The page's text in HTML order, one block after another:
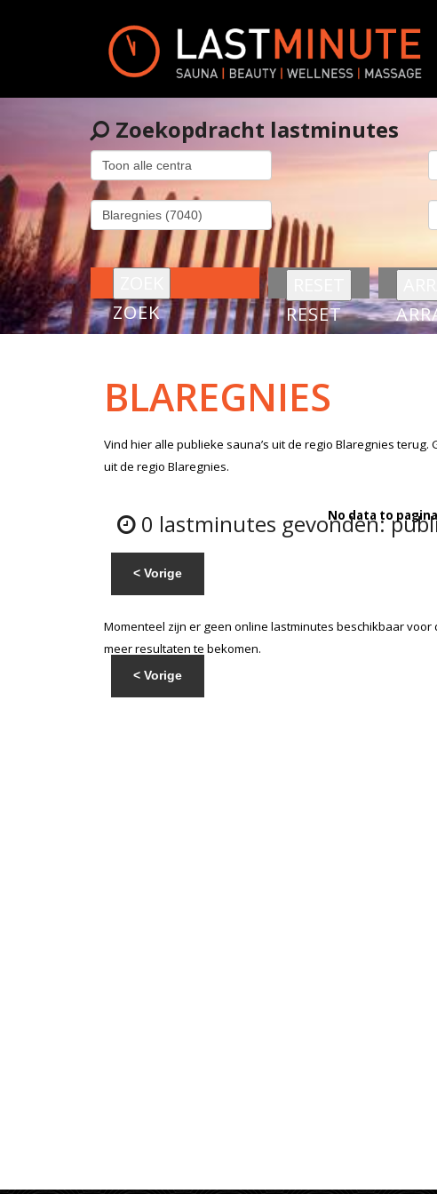
Zoekopdracht lastminutes
ZOEK RESET
BLAREGNIES
Vind hier alle publieke sauna’s uit de regio Blaregniesterug.
uit de regio Blaregnies.
0 lastminutes gevonden:
< Vorige
No data to
Momenteel zijn er geen online lastminutes beschikbaar
meer resultaten te bekomen.
< Vorige